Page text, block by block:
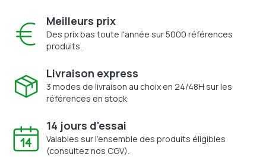
Meilleurs prix
Des prix bas toute l'année sur 5000 références
produits.
Livraison express
3 modes de livraison au choix en 24/48H sur les
références en stock.
14 jours d'essai
Valables sur l'ensemble des produits éligibles
(consultez nos CGV).